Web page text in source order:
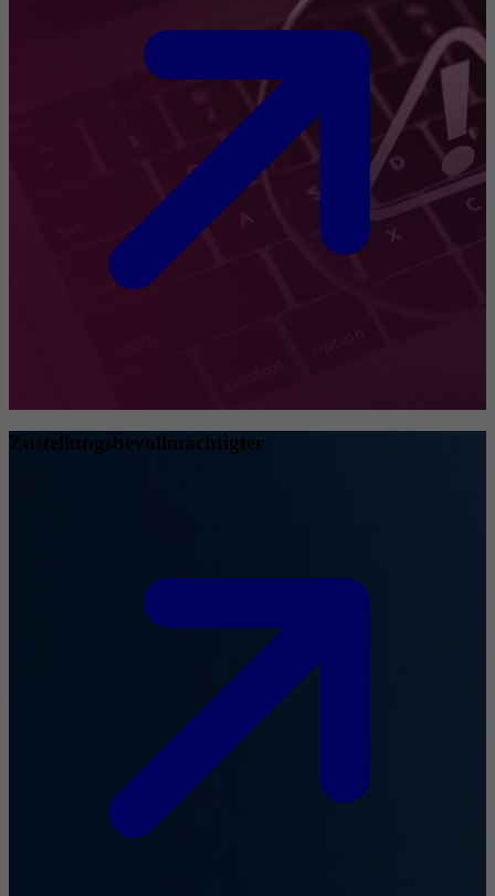
Zustellungsbevollmächtigter